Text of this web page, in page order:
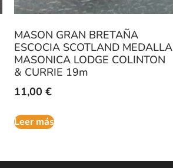
MASON GRAN BRETAÑA
ESCOCIA SCOTLAND MEDALLA
MASONICA LODGE COLINTON
& CURRIE 19m
11,00 €
Leer más